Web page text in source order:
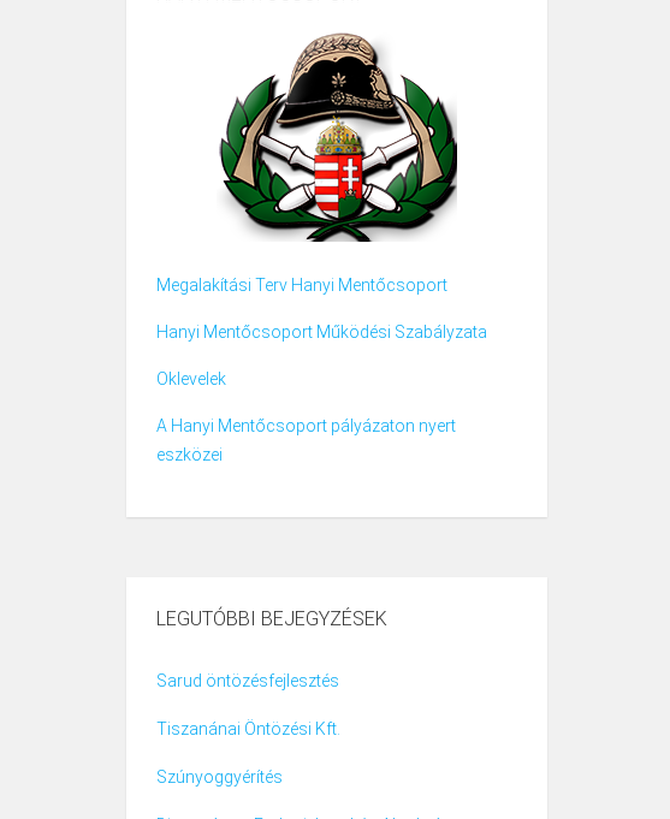
Megalakítási Terv Hanyi Mentőcsoport
Hanyi Mentőcsoport Működési Szabályzata
Oklevelek
A Hanyi Mentőcsoport pályázaton nyert
eszközei
LEGUTÓBBI BEJEGYZÉSEK
Sarud öntözésfejlesztés
Tiszanánai Öntözési Kft.
Szúnyoggyérítés